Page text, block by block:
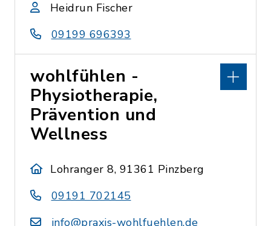
Heidrun Fischer
09199 696393
wohlfühlen -
Physiotherapie,
Prävention und
Wellness
Lohranger 8, 91361 Pinzberg
09191 702145
info@praxis-wohlfuehlen.de